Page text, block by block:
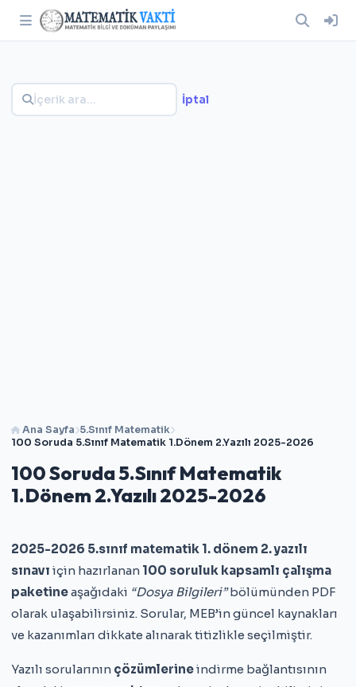
Ana Sayfa 5.Sınıf Matematik
100 Soruda 5.Sınıf Matematik 1.Dönem 2.Yazılı 2025-2026
100 Soruda 5.Sınıf Matematik
1.Dönem 2.Yazılı 2025-2026
2025-2026 5.sınıf matematik 1. dönem 2. yazılı
sınavı için hazırlanan 100 soruluk kapsamlı çalışma
paketineaşağıdaki “Dosya Bilgileri”bölümünden PDF
olarak ulaşabilirsiniz. Sorular, MEB’in güncel kaynakları
ve kazanımları dikkate alınarak titizlikle seçilmiştir.
Yazılı sorularının çözümlerineindirme bağlantısının
İptal